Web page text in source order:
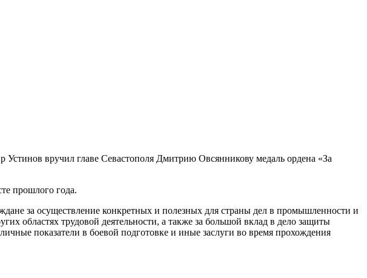
вручил главе Севастополя Дмитрию Овсянникову медаль ордена «За
прошлого года.
за осуществление конкретных и полезных для страны дел в промышленности и
областях трудовой деятельности, а также за большой вклад в дело защиты
показатели в боевой подготовке и иные заслуги во время прохождения